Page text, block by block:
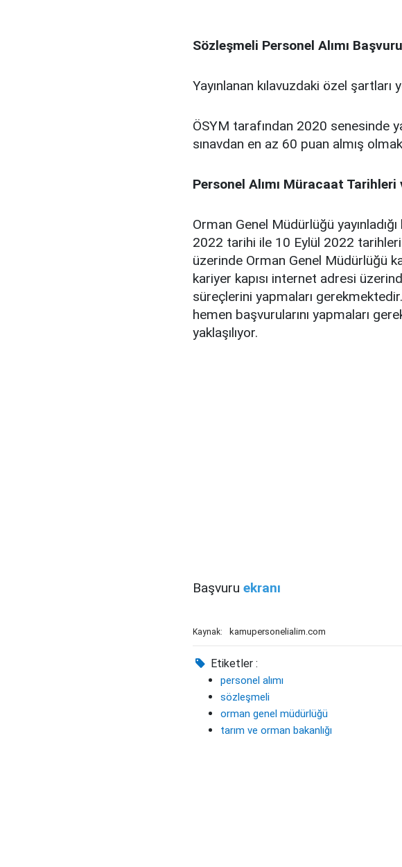
Sözleşmeli Personel Alımı
Yayınlanan kılavuzdaki özel şartları
ÖSYM tarafından 2020 senesinde
sınavdan en az 60 puan almış
Personel Alımı Müracaat Tarihleri
Orman Genel Müdürlüğü
2022 tarihi ile 10 Eylül 2022
üzerinde Orman Genel Müdürlüğü
kariyer kapısı internet adresi
süreçlerini yapmaları
hemen başvurularını yapmaları
yaklaşılıyor.
Başvuru ekranı
Kaynak: kamupersonelialim.com
Etiketler :
personel alımı
sözleşmeli
orman genel müdürlüğü
tarım ve orman bakanlığı